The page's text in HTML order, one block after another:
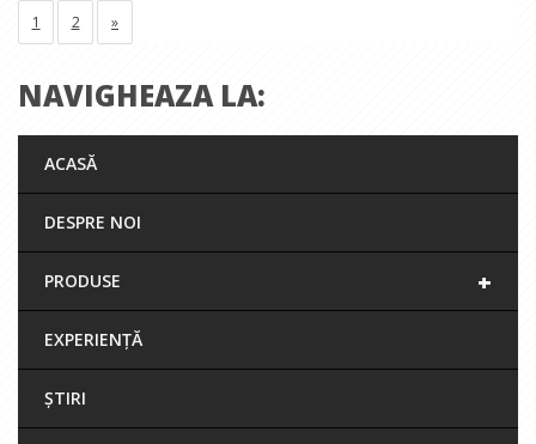
1 2 »
NAVIGHEAZA LA:
ACASĂ
DESPRE NOI
+
PRODUSE
EXPERIENȚĂ
ȘTIRI